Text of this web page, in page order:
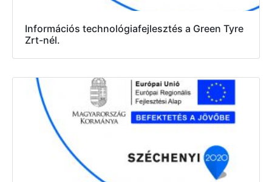
Információs technológiafejlesztés a Green Tyre
Zrt-nél.